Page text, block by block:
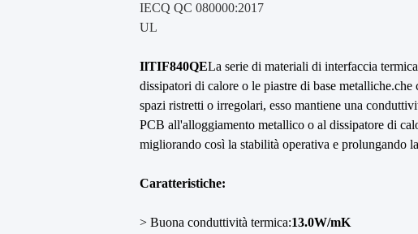
IECQ QC 080000:2017
UL
IlTIF840QELa serie di materiali di interfaccia
dissipatori di calore o le piastre di base
spazi ristretti o irregolari, esso mantiene una
PCB all'alloggiamento metallico o al dissipatore di
migliorando così la stabilità operativa e prolungando
Caratteristiche:
> Buona conduttività termica:13.0W/mK